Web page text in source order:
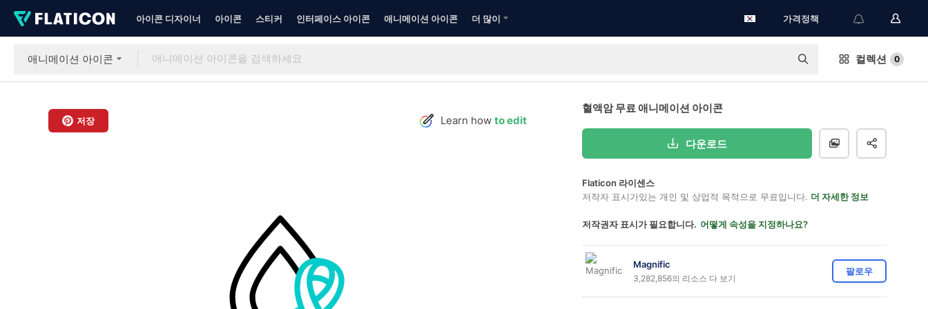
아이콘 디자이너 아이콘 스티커 인터페이스 아이콘 애니메이션 아이콘 더 많이 가격정책
애니메이션 아이콘 컬렉션 0
저장 Learn how to edit
혈액암 무료 애니메이션 아이콘
다운로드
Flaticon 라이센스
저작자 표시가있는 개인 및 상업적 목적으로 무료입니다. 더 자세한 정보
저작권자 표시가 필요합니다. 어떻게 속성을 지정하나요?
Magnific
3,282,856의 리소스 다 보기
팔로우